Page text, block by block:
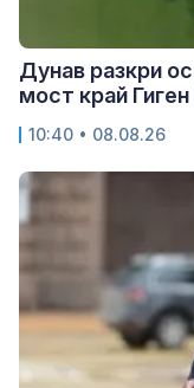
Дунав разкри
мост край
10:40 • 08.08.26